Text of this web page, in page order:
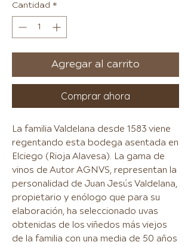
Cantidad *
Agregar al carrito
Comprar ahora
La familia Valdelana desde 1583 viene
regentando esta bodega asentada en
Elciego (Rioja Alavesa). La gama de
vinos de Autor AGNVS, representan la
personalidad de Juan Jesús Valdelana,
propietario y enólogo que para su
elaboración, ha seleccionado uvas
obtenidas de los viñedos más viejos
de la familia con una media de 50 años